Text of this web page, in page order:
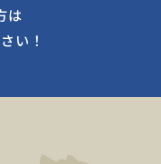
は
い！